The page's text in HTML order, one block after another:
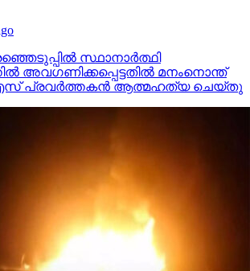
സ്ഥാനാര്‍ത്ഥി
അവഗണിക്കപ്പെട്ടതില്‍ മനംനൊന്ത്
പ്രവര്‍ത്തകന്‍ ആത്മഹത്യ ചെയ്തു